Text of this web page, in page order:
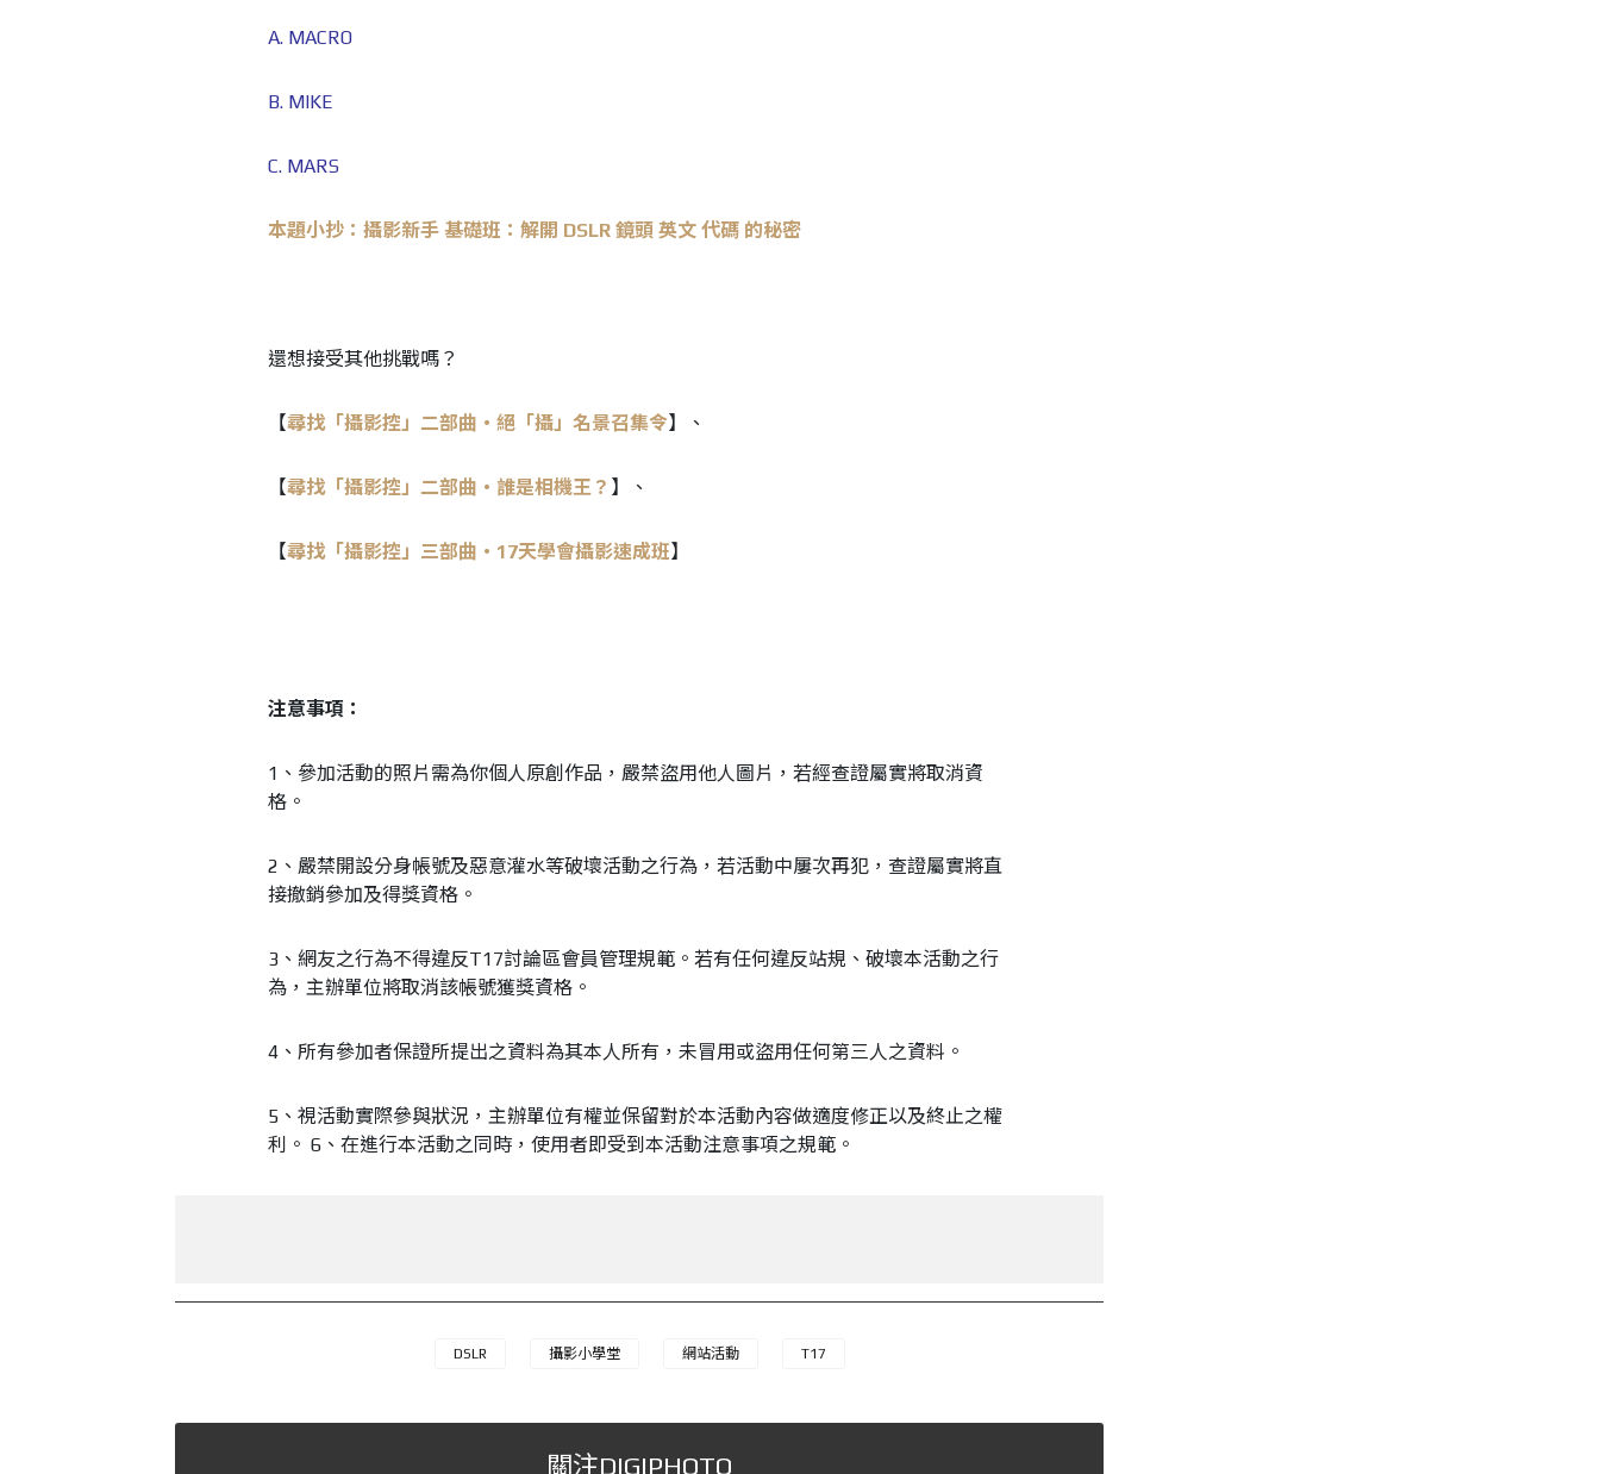
A. MACRO
B. MIKE
C. MARS
本題小抄：攝影新手 基礎班：解開 DSLR 鏡頭 英文 代碼 的秘密
還想接受其他挑戰嗎？
【尋找「攝影控」二部曲‧絕「攝」名景召集令】、
【尋找「攝影控」二部曲‧誰是相機王？ 】、
【尋找「攝影控」三部曲‧17天學會攝影速成班】
注意事項：
1、參加活動的照片需為你個人原創作品，嚴禁盜用他人圖片，若經查證屬實將取消資
格。
2、嚴禁開設分身帳號及惡意灌水等破壞活動之行為，若活動中屢次再犯，查證屬實將直
接撤銷參加及得獎資格。
3、網友之行為不得違反T17討論區會員管理規範。若有任何違反站規、破壞本活動之行
為，主辦單位將取消該帳號獲獎資格。
4、所有參加者保證所提出之資料為其本人所有，未冒用或盜用任何第三人之資料。
5、視活動實際參與狀況，主辦單位有權並保留對於本活動內容做適度修正以及終止之權
利。 6、在進行本活動之同時，使用者即受到本活動注意事項之規範。
DSLR 攝影小學堂 網站活動 T17
關注DIGIPHOTO